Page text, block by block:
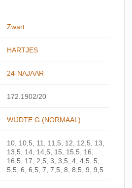
Zwart
HARTJES
24-NAJAAR
172.1902/20
WIJDTE G (NORMAAL)
10, 10,5, 11, 11,5, 12, 12,5, 13,
13,5, 14, 14,5, 15, 15,5, 16,
16,5, 17, 2,5, 3, 3,5, 4, 4,5, 5,
5,5, 6, 6,5, 7, 7,5, 8, 8,5, 9, 9,5